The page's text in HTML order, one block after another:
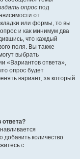
опрос под
от
или формы, то вы
и как минимум два
что каждый
поля. Вы также
выбрать
«Вариантов ответа»,
опрос будет
вариант, за который
ответа?
количество
с